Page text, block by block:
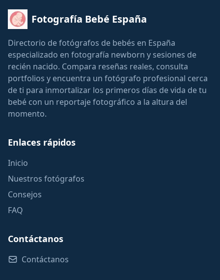
Fotografía Bebé España
Directorio de fotógrafos de bebés en España
especializado en fotografía newborn y sesiones de
recién nacido. Compara reseñas reales, consulta
portfolios y encuentra un fotógrafo profesional cerca
de ti para inmortalizar los primeros días de vida de tu
bebé con un reportaje fotográfico a la altura del
momento.
Enlaces rápidos
Inicio
Nuestros fotógrafos
Consejos
FAQ
Contáctanos
Contáctanos